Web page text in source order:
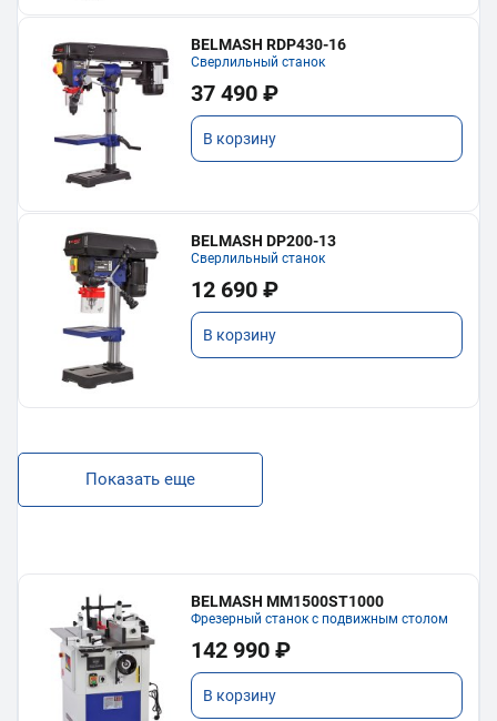
BELMASH RDP430-16
Сверлильный станок
37 490 ₽
В корзину
BELMASH DP200-13
Сверлильный станок
12 690 ₽
В корзину
Показать еще
BELMASH MM1500ST1000
Фрезерный станок с подвижным столом
142 990 ₽
В корзину